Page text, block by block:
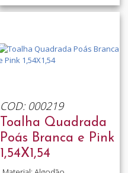
COD: 000219
Toalha Quadrada
Poás Branca e Pink
1,54X1,54